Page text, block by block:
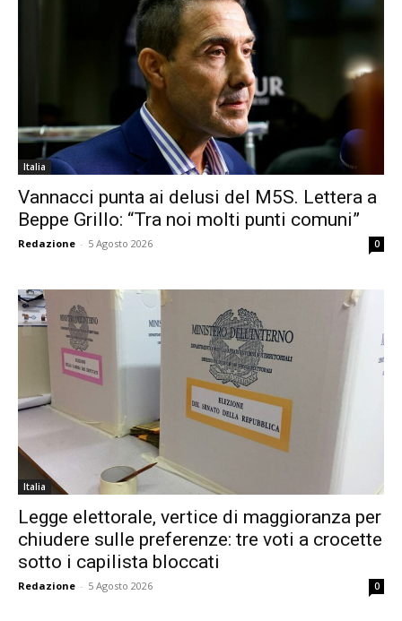
Italia
Vannacci punta ai delusi del M5S. Lettera a
Beppe Grillo: “Tra noi molti punti comuni”
Redazione - 5 Agosto 2026 0
Italia
Legge elettorale, vertice di maggioranza per
chiudere sulle preferenze: tre voti a crocette
sotto i capilista bloccati
Redazione - 5 Agosto 2026 0